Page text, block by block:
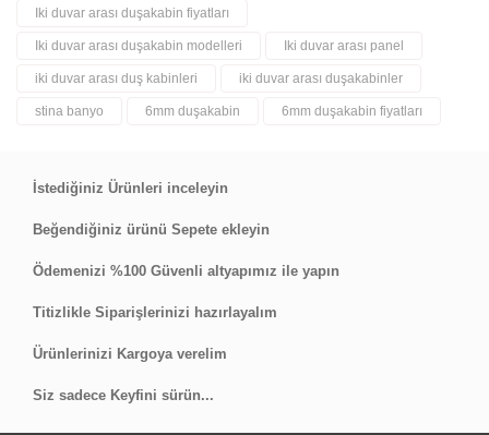
Iki duvar arası duşakabin fiyatları
Iki duvar arası duşakabin modelleri Iki duvar arası panel
iki duvar arası duş kabinleri iki duvar arası duşakabinler
stina banyo 6mm duşakabin 6mm duşakabin fiyatları
İstediğiniz Ürünleri inceleyin
Beğendiğiniz ürünü Sepete ekleyin
Ödemenizi %100 Güvenli altyapımız ile yapın
Titizlikle Siparişlerinizi hazırlayalım
Ürünlerinizi Kargoya verelim
Siz sadece Keyfini sürün...